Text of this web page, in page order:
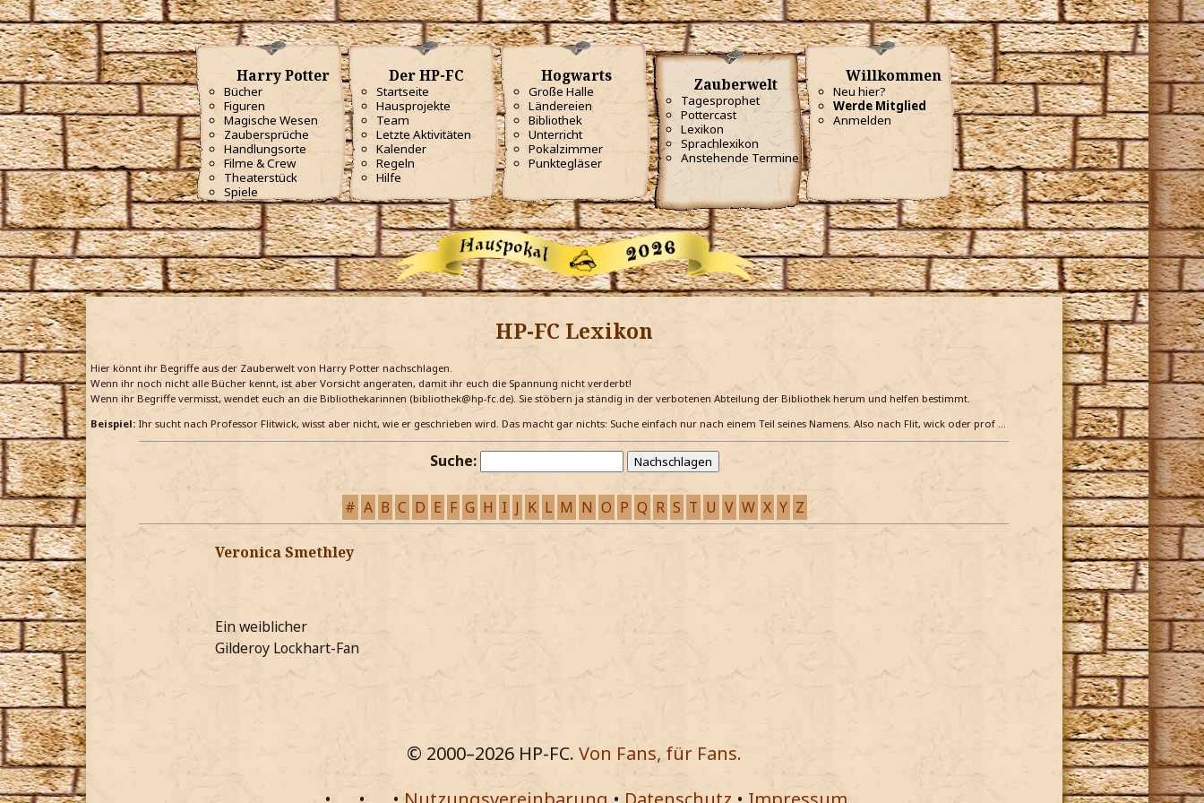
Harry Potter
Bücher
Figuren
Magische Wesen
Zaubersprüche
Handlungsorte
Filme & Crew
Theaterstück
Spiele
Der HP-FC
Startseite
Hausprojekte
Team
Letzte Aktivitäten
Kalender
Regeln
Hilfe
Hogwarts
Große Halle
Ländereien
Bibliothek
Unterricht
Pokalzimmer
Punktegläser
Zauberwelt
Tagesprophet
Pottercast
Lexikon
Sprachlexikon
Anstehende Termine
Willkommen
Neu hier?
Werde Mitglied
Anmelden
HP-FC Lexikon
Hier könnt ihr Begriffe aus der Zauberwelt von Harry Potter nachschlagen.
Wenn ihr noch nicht alle Bücher kennt, ist aber Vorsicht angeraten, damit ihr euch die Spannung nicht verderbt!
Wenn ihr Begriffe vermisst, wendet euch an die Bibliothekarinnen (bibliothek@hp-fc.de). Sie stöbern ja ständig in der verbotenen Abteilung der Bibliothek herum und helfen bestimmt.
Beispiel: Ihr sucht nach Professor Flitwick, wisst aber nicht, wie er geschrieben wird. Das macht gar nichts: Suche einfach nur nach einem Teil seines Namens. Also nach Flit, wick oder prof …
Suche:
# A B C D E F G H I J K L M N O P Q R S T U V W X Y Z
Veronica Smethley
Ein weiblicher
Gilderoy Lockhart-Fan
© 2000–2026 HP-FC. Von Fans, für Fans.